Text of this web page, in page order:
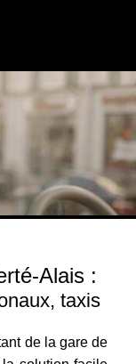
Alais :
taxis
de la gare de